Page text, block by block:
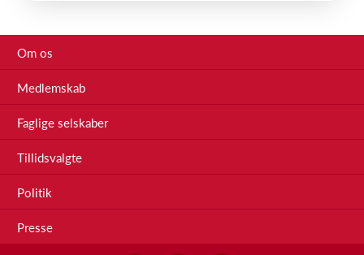
Om os
Medlemskab
Faglige selskaber
Tillidsvalgte
Politik
Presse